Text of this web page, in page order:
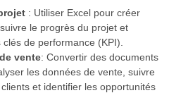
: Utiliser Excel pour créer
le progrès du projet et
de performance (KPI).
vente: Convertir des documents
les données de vente, suivre
et identifier les opportunités